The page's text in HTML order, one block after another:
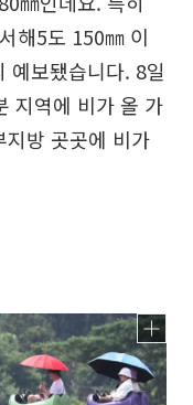
해5도 150㎜ 이
예보됐습니다. 8일
지역에 비가 올 가
방 곳곳에 비가